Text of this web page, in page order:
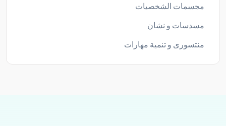
مجسمات الشخصيات
مسدسات و نشان
منتسورى و تنمية مهارات